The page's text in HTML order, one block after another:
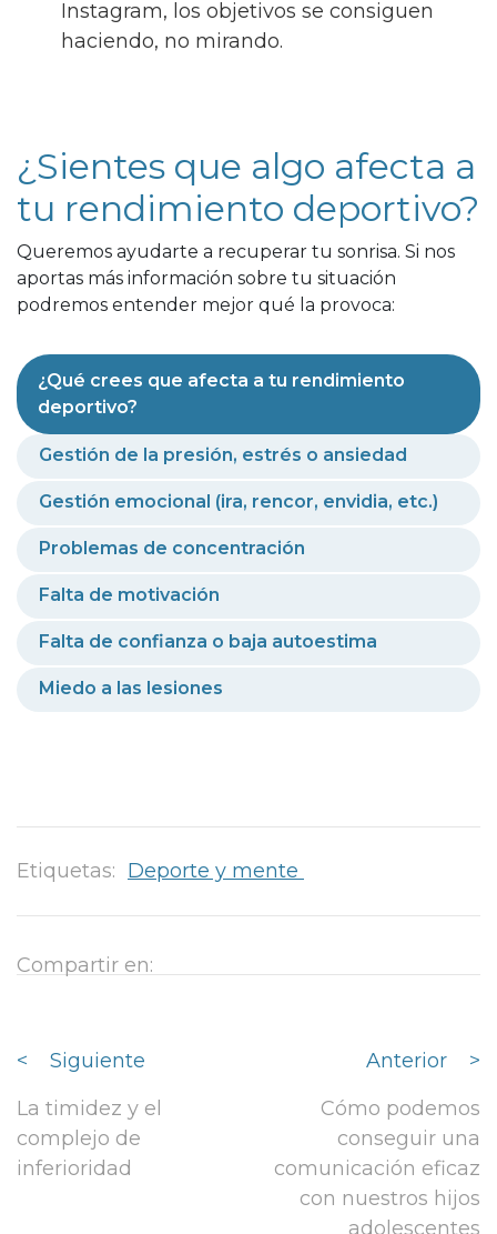
Instagram, los objetivos se consiguen
haciendo, no mirando.
¿Sientes que algo afecta a
tu rendimiento deportivo?
Queremos ayudarte a recuperar tu sonrisa. Si nos
aportas más información sobre tu situación
podremos entender mejor qué la provoca:
¿Qué crees que afecta a tu rendimiento
deportivo?
Gestión de la presión, estrés o ansiedad
Gestión emocional (ira, rencor, envidia, etc.)
Problemas de concentración
Falta de motivación
Falta de confianza o baja autoestima
Miedo a las lesiones
Etiquetas: Deporte y mente
Compartir en:
<
Siguiente
La timidez y el
complejo de
inferioridad
Anterior
>
Cómo podemos
conseguir una
comunicación eficaz
con nuestros hijos
adolescentes